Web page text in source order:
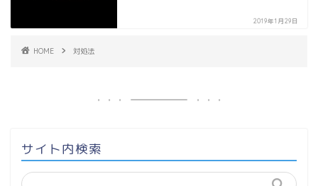
2019年1月29日
HOME 対処法
サイト内検索